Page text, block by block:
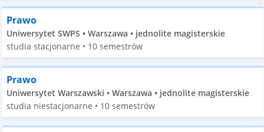
Prawo
Uniwersytet SWPS • Warszawa • jednolite magisterskie
studia stacjonarne • 10 semestrów
Prawo
Uniwersytet Warszawski • Warszawa • jednolite magisterskie
studia niestacjonarne • 10 semestrów